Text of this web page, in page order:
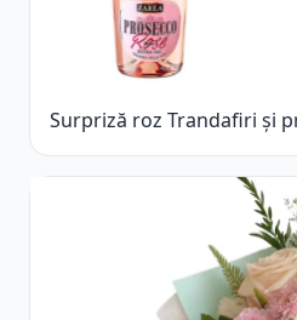
Surpriză roz Trandafiri și